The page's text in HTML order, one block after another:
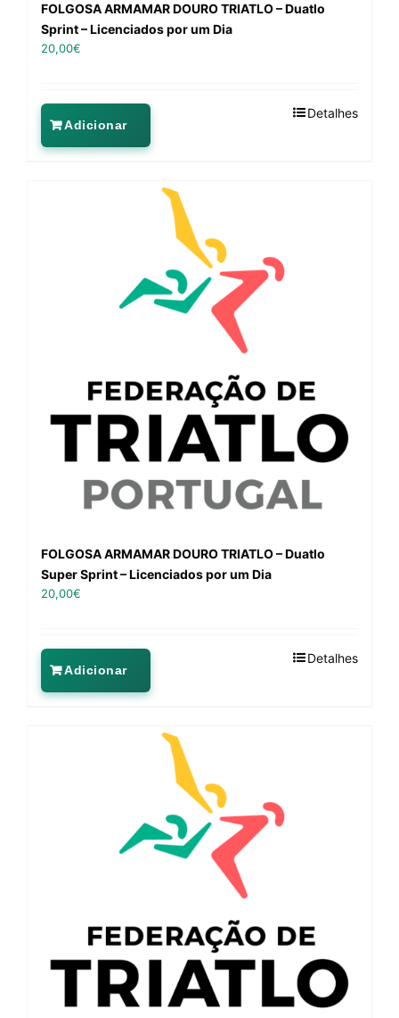
FOLGOSA ARMAMAR DOURO TRIATLO – Duatlo
Sprint – Licenciados por um Dia
20,00€
Adicionar
Detalhes
FOLGOSA ARMAMAR DOURO TRIATLO – Duatlo
Super Sprint – Licenciados por um Dia
20,00€
Adicionar
Detalhes